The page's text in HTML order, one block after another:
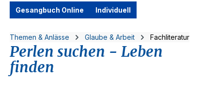
Gesangbuch Online Individuell
Themen & Anlässe Glaube & Arbeit Fachliteratur
Perlen suchen - Leben
finden